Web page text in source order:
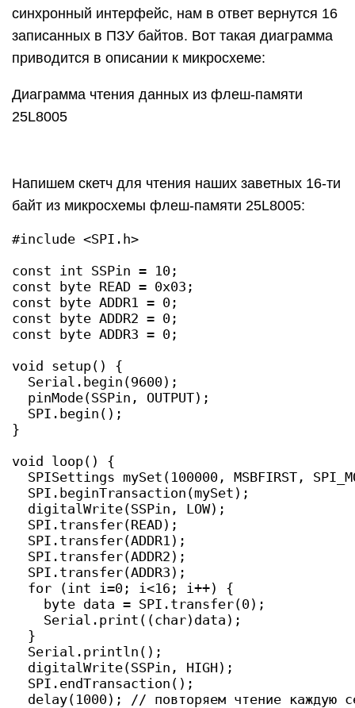
синхронный интерфейс, нам в ответ вернутся 16
записанных в ПЗУбайтов. Вот такая диаграмма
приводится в описании к микросхеме:
Диаграмма чтения данных из флеш-памяти
25L8005
Напишем скетч для чтения наших заветных 16-ти
байт из микросхемы флеш-памяти 25L8005:
#include <SPI.h>
const int SSPin = 10;
const byte READ = 0x03;
const byte ADDR1 = 0;
const byte ADDR2 = 0;
const byte ADDR3 = 0;
void setup() {
  Serial.begin(9600);
  pinMode(SSPin, OUTPUT);
  SPI.begin();
}
void loop() {
SPISettings mySet(100000, MSBFIRST,
  SPI.beginTransaction(mySet);
  digitalWrite(SSPin, LOW);
  SPI.transfer(READ);
  SPI.transfer(ADDR1);
  SPI.transfer(ADDR2);
  SPI.transfer(ADDR3);
  for (int i=0; i<16; i++) {
    byte data = SPI.transfer(0);
    Serial.print((char)data);
  }
  Serial.println();
  digitalWrite(SSPin, HIGH);
  SPI.endTransaction();
delay(1000); // повторяем чтение каждую